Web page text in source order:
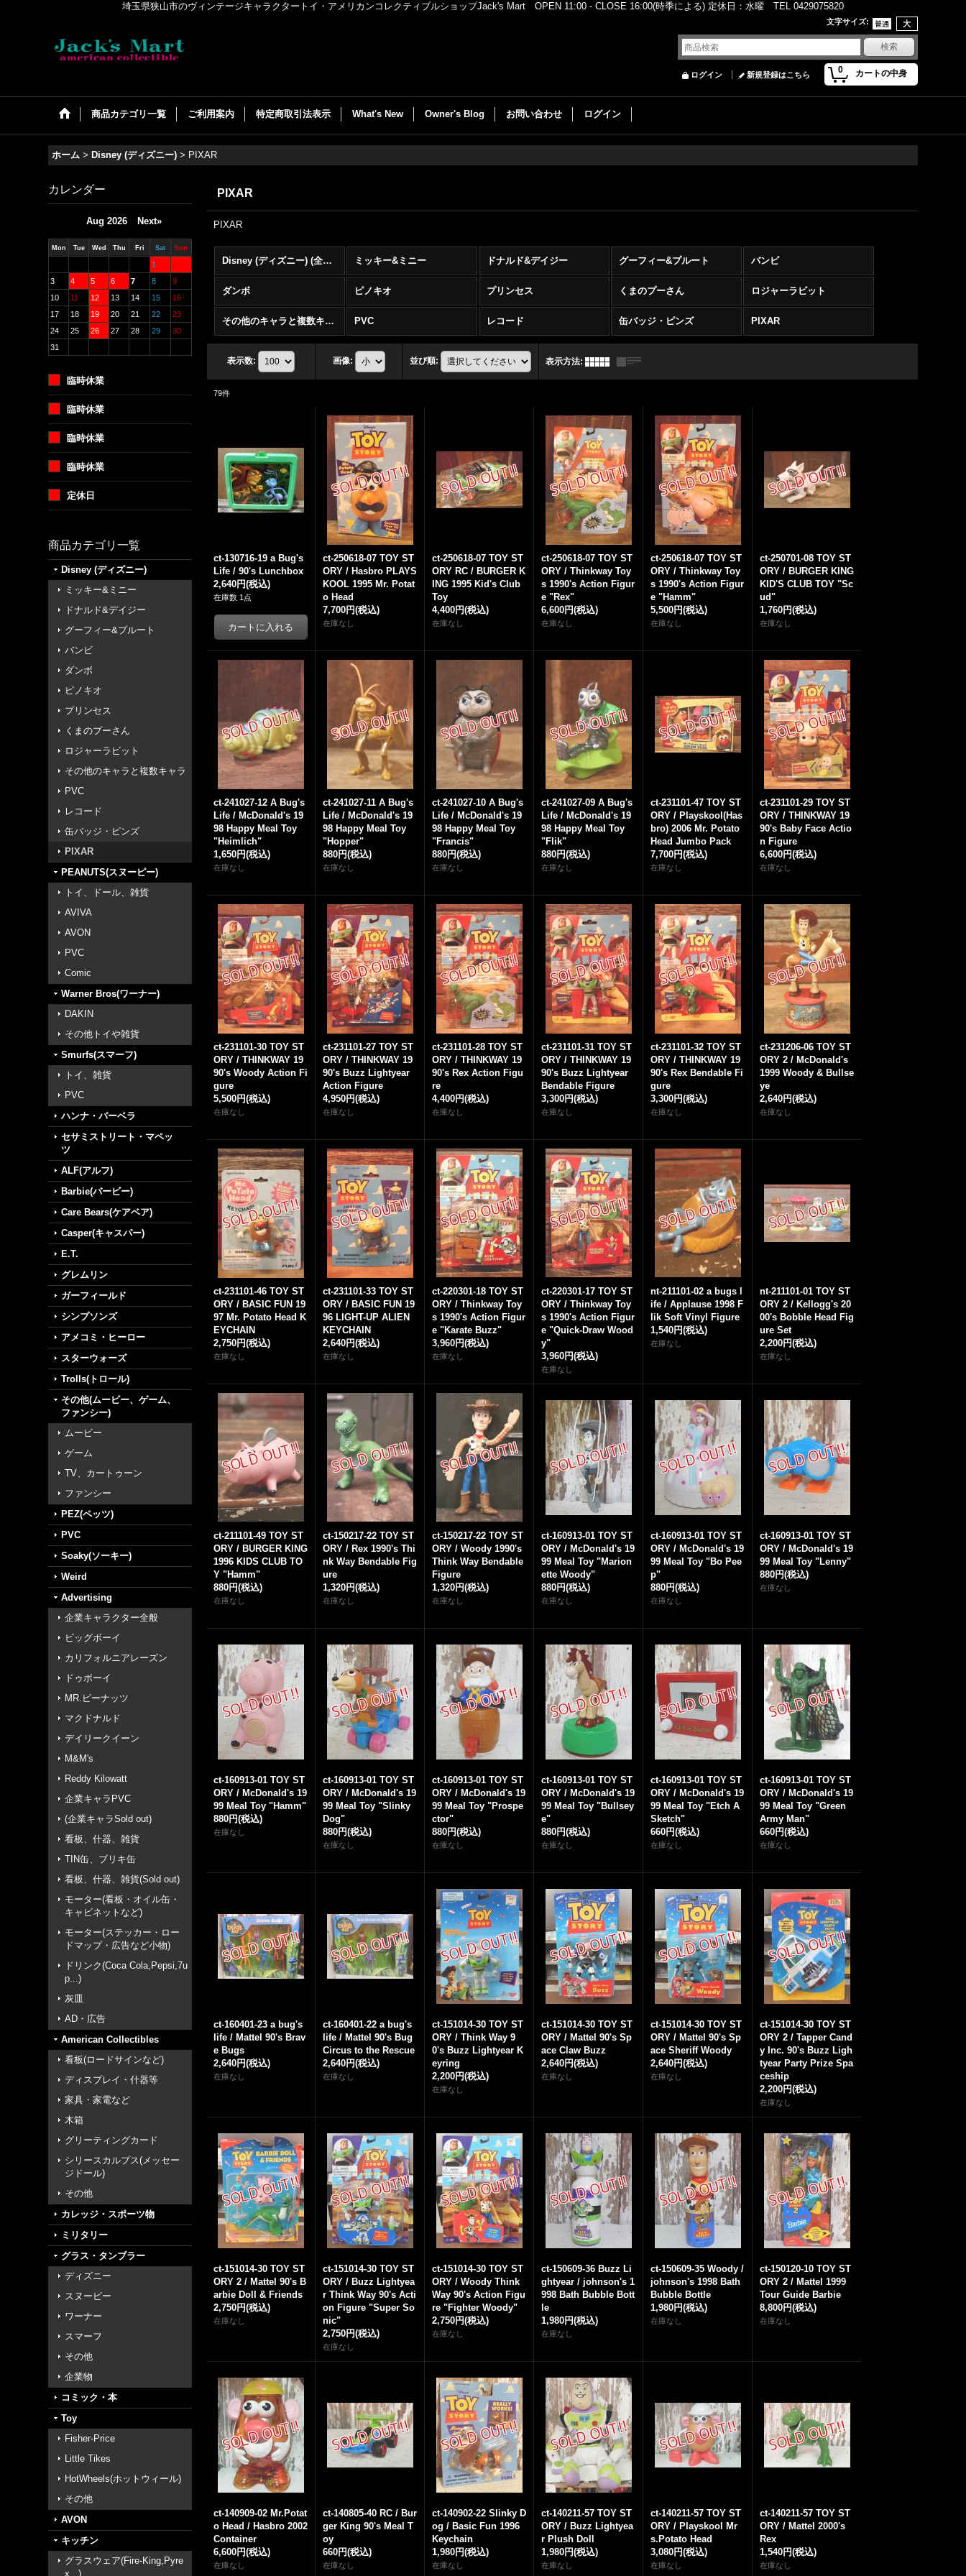
埼玉県狭山市のヴィンテージキャラクタートイ・アメリカンコレクティブルショップJack's Mart OPEN 11:00 - CLOSE 16:00(時季による) 定休日：水曜 TEL 0429075820
文字サイズ:
0 カートの中身
ログイン 新規登録はこちら
商品カテゴリ一覧 ご利用案内 特定商取引法表示 What's New Owner's Blog お問い合わせ ログイン
ホーム > Disney (ディズニー) > PIXAR
カレンダー
Aug 2026 Next»
Mon Tue Wed Thu Fri Sat Sun
1
2
3
4 5 6 7 8
9
10
11 12 13 14 15
16
17
18 19 20 21 22
23
24
25 26 27 28 29
30
31
臨時休業
臨時休業
臨時休業
臨時休業
定休日
商品カテゴリ一覧
Disney (ディズニー)
ミッキー&ミニー
ドナルド&デイジー
グーフィー&プルート
バンビ
ダンボ
ピノキオ
プリンセス
くまのプーさん
ロジャーラビット
その他のキャラと複数キャラ
PVC
レコード
缶バッジ・ピンズ
PIXAR
PEANUTS(スヌーピー)
トイ、ドール、雑貨
AVIVA
AVON
PVC
Comic
Warner Bros(ワーナー)
DAKIN
その他トイや雑貨
Smurfs(スマーフ)
トイ、雑貨
PVC
ハンナ・バーベラ
セサミストリート・マペッ
ツ
ALF(アルフ)
Barbie(バービー)
Care Bears(ケアベア)
Casper(キャスパー)
E.T.
グレムリン
ガーフィールド
シンプソンズ
アメコミ・ヒーロー
スターウォーズ
Trolls(トロール)
その他(ムービー、ゲーム、
ファンシー)
ムービー
ゲーム
TV、カートゥーン
ファンシー
PEZ(ペッツ)
PVC
Soaky(ソーキー)
Weird
Advertising
企業キャラクター全般
ビッグボーイ
カリフォルニアレーズン
ドゥボーイ
MR.ピーナッツ
マクドナルド
デイリークイーン
M&M's
Reddy Kilowatt
企業キャラPVC
(企業キャラSold out)
看板、什器、雑貨
TIN缶、ブリキ缶
看板、什器、雑貨(Sold out)
モーター(看板・オイル缶・
キャビネットなど)
モーター(ステッカー・ロー
ドマップ・広告など小物)
ドリンク(Coca Cola,Pepsi,7u
p...)
灰皿
AD・広告
American Collectibles
看板(ロードサインなど)
ディスプレイ・什器等
家具・家電など
木箱
グリーティングカード
シリースカルプス(メッセー
ジドール)
その他
カレッジ・スポーツ物
ミリタリー
グラス・タンブラー
ディズニー
スヌーピー
ワーナー
スマーフ
その他
企業物
コミック・本
Toy
Fisher-Price
Little Tikes
HotWheels(ホットウィール)
その他
AVON
キッチン
グラスウェア(Fire-King,Pyre
x...)
PIXAR
PIXAR
Disney (ディズニー) (全商品) ミッキー&ミニー ドナルド&デイジー グーフィー&プルート バンビ
ダンボ ピノキオ プリンセス くまのプーさん ロジャーラビット
その他のキャラと複数キャラ PVC レコード 缶バッジ・ピンズ PIXAR
表示数: 画像: 並び順: 表示方法:
79件
ct-130716-19 a Bug's
Life / 90's Lunchbox
2,640円(税込)
在庫数 1点
ct-250618-07 TOY ST
ORY / Hasbro PLAYS
KOOL 1995 Mr. Potat
o Head
7,700円(税込)
在庫なし
ct-250618-07 TOY ST
ORY RC / BURGER K
ING 1995 Kid's Club
Toy
4,400円(税込)
在庫なし
ct-250618-07 TOY ST
ORY / Thinkway Toy
s 1990's Action Figur
e "Rex"
6,600円(税込)
在庫なし
ct-250618-07 TOY ST
ORY / Thinkway Toy
s 1990's Action Figur
e "Hamm"
5,500円(税込)
在庫なし
ct-250701-08 TOY ST
ORY / BURGER KING
KID'S CLUB TOY "Sc
ud"
1,760円(税込)
在庫なし
ct-241027-12 A Bug's
Life / McDonald's 19
98 Happy Meal Toy
"Heimlich"
1,650円(税込)
在庫なし
ct-241027-11 A Bug's
Life / McDonald's 19
98 Happy Meal Toy
"Hopper"
880円(税込)
在庫なし
ct-241027-10 A Bug's
Life / McDonald's 19
98 Happy Meal Toy
"Francis"
880円(税込)
在庫なし
ct-241027-09 A Bug's
Life / McDonald's 19
98 Happy Meal Toy
"Flik"
880円(税込)
在庫なし
ct-231101-47 TOY ST
ORY / Playskool(Has
bro) 2006 Mr. Potato
Head Jumbo Pack
7,700円(税込)
在庫なし
ct-231101-29 TOY ST
ORY / THINKWAY 19
90's Baby Face Actio
n Figure
6,600円(税込)
在庫なし
ct-231101-30 TOY ST
ORY / THINKWAY 19
90's Woody Action Fi
gure
5,500円(税込)
在庫なし
ct-231101-27 TOY ST
ORY / THINKWAY 19
90's Buzz Lightyear
Action Figure
4,950円(税込)
在庫なし
ct-231101-28 TOY ST
ORY / THINKWAY 19
90's Rex Action Figu
re
4,400円(税込)
在庫なし
ct-231101-31 TOY ST
ORY / THINKWAY 19
90's Buzz Lightyear
Bendable Figure
3,300円(税込)
在庫なし
ct-231101-32 TOY ST
ORY / THINKWAY 19
90's Rex Bendable Fi
gure
3,300円(税込)
在庫なし
ct-231206-06 TOY ST
ORY 2 / McDonald's
1999 Woody & Bullse
ye
2,640円(税込)
在庫なし
ct-231101-46 TOY ST
ORY / BASIC FUN 19
97 Mr. Potato Head K
EYCHAIN
2,750円(税込)
在庫なし
ct-231101-33 TOY ST
ORY / BASIC FUN 19
96 LIGHT-UP ALIEN
KEYCHAIN
2,640円(税込)
在庫なし
ct-220301-18 TOY ST
ORY / Thinkway Toy
s 1990's Action Figur
e "Karate Buzz"
3,960円(税込)
在庫なし
ct-220301-17 TOY ST
ORY / Thinkway Toy
s 1990's Action Figur
e "Quick-Draw Wood
y"
3,960円(税込)
在庫なし
nt-211101-02 a bugs l
ife / Applause 1998 F
lik Soft Vinyl Figure
1,540円(税込)
在庫なし
nt-211101-01 TOY ST
ORY 2 / Kellogg's 20
00's Bobble Head Fig
ure Set
2,200円(税込)
在庫なし
ct-211101-49 TOY ST
ORY / BURGER KING
1996 KIDS CLUB TO
Y "Hamm"
880円(税込)
在庫なし
ct-150217-22 TOY ST
ORY / Rex 1990's Thi
nk Way Bendable Fig
ure
1,320円(税込)
在庫なし
ct-150217-22 TOY ST
ORY / Woody 1990's
Think Way Bendable
Figure
1,320円(税込)
在庫なし
ct-160913-01 TOY ST
ORY / McDonald's 19
99 Meal Toy "Marion
ette Woody"
880円(税込)
在庫なし
ct-160913-01 TOY ST
ORY / McDonald's 19
99 Meal Toy "Bo Pee
p"
880円(税込)
在庫なし
ct-160913-01 TOY ST
ORY / McDonald's 19
99 Meal Toy "Lenny"
880円(税込)
在庫なし
ct-160913-01 TOY ST
ORY / McDonald's 19
99 Meal Toy "Hamm"
880円(税込)
在庫なし
ct-160913-01 TOY ST
ORY / McDonald's 19
99 Meal Toy "Slinky
Dog"
880円(税込)
在庫なし
ct-160913-01 TOY ST
ORY / McDonald's 19
99 Meal Toy "Prospe
ctor"
880円(税込)
在庫なし
ct-160913-01 TOY ST
ORY / McDonald's 19
99 Meal Toy "Bullsey
e"
880円(税込)
在庫なし
ct-160913-01 TOY ST
ORY / McDonald's 19
99 Meal Toy "Etch A
Sketch"
660円(税込)
在庫なし
ct-160913-01 TOY ST
ORY / McDonald's 19
99 Meal Toy "Green
Army Man"
660円(税込)
在庫なし
ct-160401-23 a bug's
life / Mattel 90's Brav
e Bugs
2,640円(税込)
在庫なし
ct-160401-22 a bug's
life / Mattel 90's Bug
Circus to the Rescue
2,640円(税込)
在庫なし
ct-151014-30 TOY ST
ORY / Think Way 9
0's Buzz Lightyear K
eyring
2,200円(税込)
在庫なし
ct-151014-30 TOY ST
ORY / Mattel 90's Sp
ace Claw Buzz
2,640円(税込)
在庫なし
ct-151014-30 TOY ST
ORY / Mattel 90's Sp
ace Sheriff Woody
2,640円(税込)
在庫なし
ct-151014-30 TOY ST
ORY 2 / Tapper Cand
y Inc. 90's Buzz Ligh
tyear Party Prize Spa
ceship
2,200円(税込)
在庫なし
ct-151014-30 TOY ST
ORY 2 / Mattel 90's B
arbie Doll & Friends
2,750円(税込)
在庫なし
ct-151014-30 TOY ST
ORY / Buzz Lightyea
r Think Way 90's Acti
on Figure "Super So
nic"
2,750円(税込)
在庫なし
ct-151014-30 TOY ST
ORY / Woody Think
Way 90's Action Figu
re "Fighter Woody"
2,750円(税込)
在庫なし
ct-150609-36 Buzz Li
ghtyear / johnson's 1
998 Bath Bubble Bott
le
1,980円(税込)
在庫なし
ct-150609-35 Woody /
johnson's 1998 Bath
Bubble Bottle
1,980円(税込)
在庫なし
ct-150120-10 TOY ST
ORY 2 / Mattel 1999
Tour Guide Barbie
8,800円(税込)
在庫なし
ct-140909-02 Mr.Potat
o Head / Hasbro 2002
Container
6,600円(税込)
在庫なし
ct-140805-40 RC / Bur
ger King 90's Meal T
oy
660円(税込)
在庫なし
ct-140902-22 Slinky D
og / Basic Fun 1996
Keychain
1,980円(税込)
在庫なし
ct-140211-57 TOY ST
ORY / Buzz Lightyea
r Plush Doll
1,980円(税込)
在庫なし
ct-140211-57 TOY ST
ORY / Playskool Mr
s.Potato Head
3,080円(税込)
在庫なし
ct-140211-57 TOY ST
ORY / Mattel 2000's
Rex
1,540円(税込)
在庫なし